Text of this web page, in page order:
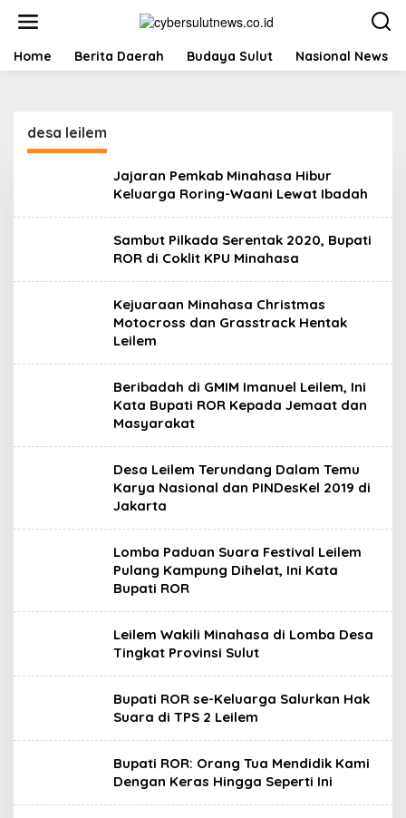
t
Home Berita Daerah Budaya Sulut Nasional News
desa leilem
Jajaran Pemkab Minahasa Hibur
Keluarga Roring-Waani Lewat Ibadah
Sambut Pilkada Serentak 2020, Bupati
ROR di Coklit KPU Minahasa
Kejuaraan Minahasa Christmas
Motocross dan Grasstrack Hentak
Leilem
Beribadah di GMIM Imanuel Leilem, Ini
Kata Bupati ROR Kepada Jemaat dan
Masyarakat
Desa Leilem Terundang Dalam Temu
Karya Nasional dan PINDesKel 2019 di
Jakarta
Lomba Paduan Suara Festival Leilem
Pulang Kampung Dihelat, Ini Kata
Bupati ROR
Leilem Wakili Minahasa di Lomba Desa
Tingkat Provinsi Sulut
Bupati ROR se-Keluarga Salurkan Hak
Suara di TPS 2 Leilem
Bupati ROR: Orang Tua Mendidik Kami
Dengan Keras Hingga Seperti Ini